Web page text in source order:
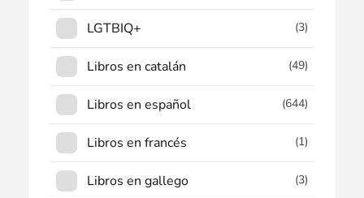
LGTBIQ+ (3)
Libros en catalán (49)
Libros en español (644)
Libros en francés (1)
Libros en gallego (3)